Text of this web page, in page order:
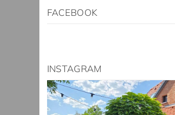
FACEBOOK
INSTAGRAM